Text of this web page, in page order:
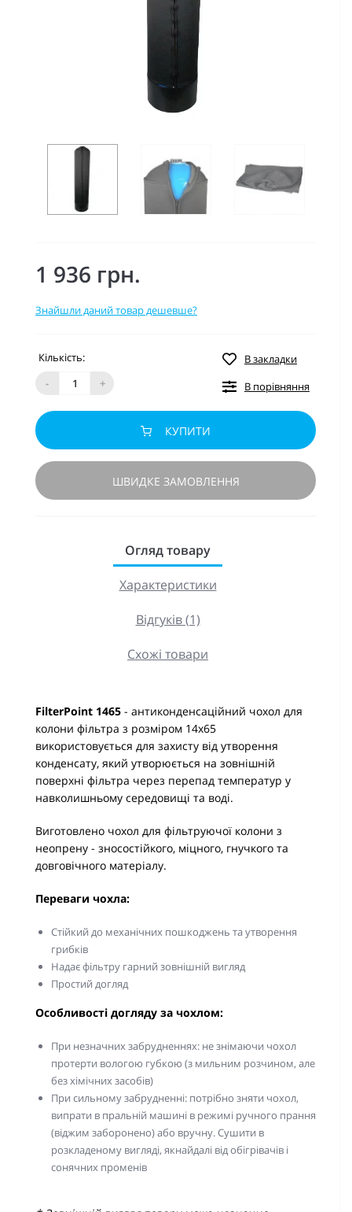
1 936 грн.
Знайшли даний товар дешевше?
Кількість:
-
+
В закладки
В порівняння
КУПИТИ
ШВИДКЕ ЗАМОВЛЕННЯ
Огляд товару
Характеристики
Відгуків (1)
Схожі товари
FilterPoint 1465 - антиконденсаційний чохол для
колони фільтра з розміром 14х65
використовується для захисту від утворення
конденсату, який утворюється на зовнішній
поверхні фільтра через перепад температур у
навколишньому середовищі та воді.
Виготовлено чохол для фільтруючої колони з
неопрену - зносостійкого, міцного, гнучкого та
довговічного матеріалу.
Переваги чохла:
Стійкий до механічних пошкоджень та утворення
грибків
Надає фільтру гарний зовнішній вигляд
Простий догляд
Особливості догляду за чохлом:
При незначних забрудненнях: не знімаючи чохол
протерти вологою губкою (з мильним розчином, але
без хімічних засобів)
При сильному забрудненні: потрібно зняти чохол,
випрати в пральній машині в режимі ручного прання
(віджим заборонено) або вручну. Сушити в
розкладеному вигляді, якнайдалі від обігрівачів і
сонячних променів